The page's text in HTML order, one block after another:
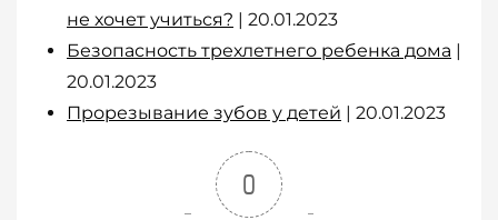
не хочет учиться? | 20.01.2023
Безопасность трехлетнего ребенка дома |
20.01.2023
Прорезывание зубов у детей | 20.01.2023
0